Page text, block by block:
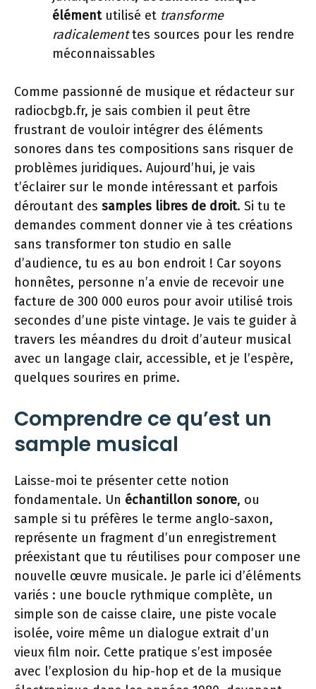
élémentutilisé et transforme
radicalementtes sources pour les rendre
méconnaissables
Comme passionné de musique et rédacteur sur
radiocbgb.fr, je sais combien il peut être
frustrant de vouloir intégrer des éléments
sonores dans tes compositions sans risquer de
problèmes juridiques. Aujourd’hui, je vais
t’éclairer sur le monde intéressant et parfois
déroutant des samples libres de droit. Si tu te
demandes comment donner vie à tes créations
sans transformer ton studio en salle
d’audience, tu es au bon endroit ! Car soyons
honnêtes, personne n’a envie de recevoir une
facture de 300 000 euros pour avoir utilisé trois
secondes d’une piste vintage. Je vais te guider à
travers les méandres du droit d’auteur musical
avec un langage clair, accessible, et je l’espère,
quelques sourires en prime.
Comprendre ce qu’est un
sample musical
Laisse-moi te présenter cette notion
fondamentale. Un échantillon sonore, ou
sample si tu préfères le terme anglo-saxon,
représente un fragment d’un enregistrement
préexistant que tu réutilises pour composer une
nouvelle œuvre musicale. Je parle ici d’éléments
variés : une boucle rythmique complète, un
simple son de caisse claire, une piste vocale
isolée, voire même un dialogue extrait d’un
vieux film noir. Cette pratique s’est imposée
avec l’explosion du hip-hop et de la musique